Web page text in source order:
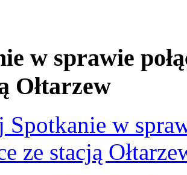
w sprawie
Ołtarzew
Spotkanie w
ze stacją